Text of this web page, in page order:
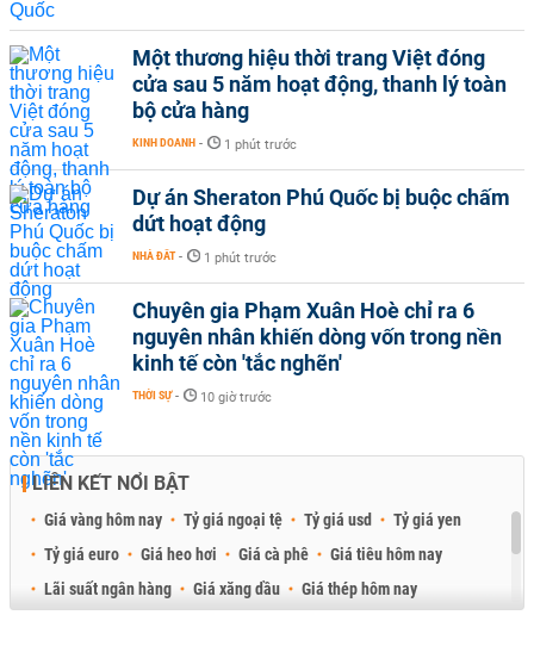
Một thương hiệu thời trang Việt đóng
cửa sau 5 năm hoạt động, thanh lý toàn
bộ cửa hàng
KINH DOANH - 1 phút trước
Dự án Sheraton Phú Quốc bị buộc chấm
dứt hoạt động
NHÀ ĐẤT - 1 phút trước
Chuyên gia Phạm Xuân Hoè chỉ ra 6
nguyên nhân khiến dòng vốn trong nền
kinh tế còn 'tắc nghẽn'
THỜI SỰ - 10 giờ trước
LIÊN KẾT NỔI BẬT
Giá vàng hôm nay Tỷ giá ngoại tệ Tỷ giá usd
Tỷ giá yen
Tỷ giá euro
Giá heo hơi Giá cà phê
Giá tiêu hôm nay
Lãi suất ngân hàng
Giá xăng dầu
Giá thép hôm nay